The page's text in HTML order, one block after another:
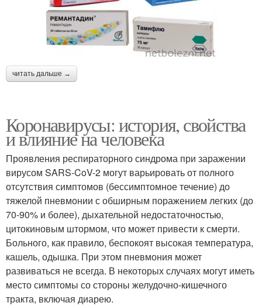
читать дальше →
Коронавирусы: история, свойства
и влияние на человека
Проявления респираторного синдрома при заражении
вирусом SARS-CoV-2 могут варьировать от полного
отсутствия симптомов (бессимптомное течение) до
тяжелой пневмонии с обширным поражением легких (до
70-90% и более), дыхательной недостаточностью,
цитокиновым штормом, что может привести к смерти.
Больного, как правило, беспокоят высокая температура,
кашель, одышка. При этом пневмония может
развиваться не всегда. В некоторых случаях могут иметь
место симптомы со стороны желудочно-кишечного
тракта, включая диарею.